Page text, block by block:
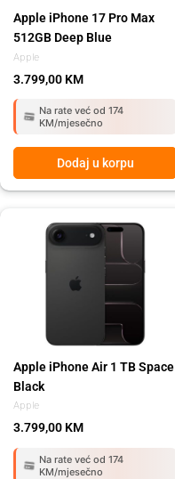
Apple
Apple iPhone 17 Pro Max
512GB Deep Blue
3.799,00 KM
Na rate već od 174
KM/mjesečno
Dodaj u korpu
Apple
Apple iPhone Air 1 TB Space
Black
3.799,00 KM
Na rate već od 174
KM/mjesečno